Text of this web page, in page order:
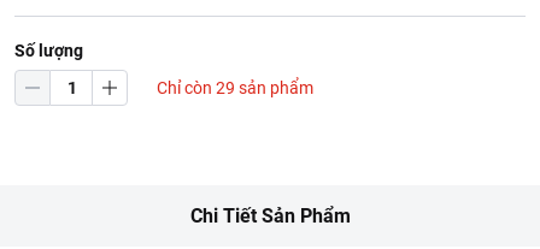
Số lượng
Chỉ còn 29 sản phẩm
Chi Tiết Sản Phẩm